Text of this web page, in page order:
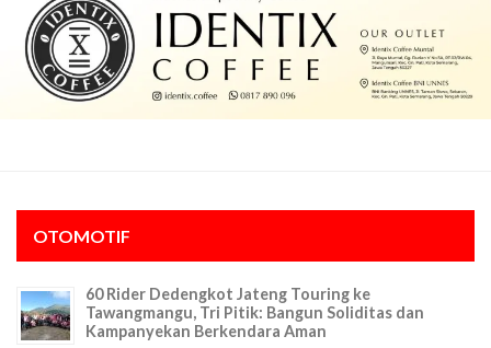
OTOMOTIF
60 Rider Dedengkot Jateng Touring ke
Tawangmangu, Tri Pitik: Bangun Soliditas dan
Kampanyekan Berkendara Aman